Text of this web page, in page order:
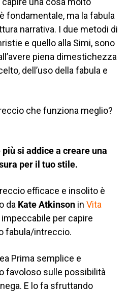
fondamentale, ma la fabula
narrativa. I due metodi di
e quello alla Simi, sono
piena dimestichezza
dell’uso della fabula e
che funziona meglio?
si addice a creare una
per il tuo stile.
efficace e insolito è
da Kate Atkinson in Vita
impeccabile per capire
fabula/intreccio.
Prima semplice e
favoloso sulle possibilità
E lo fa sfruttando